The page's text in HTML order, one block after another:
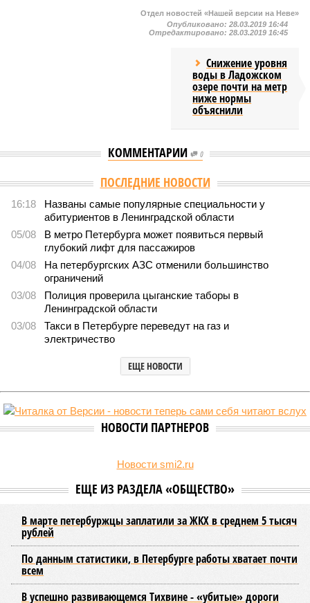
Отдел новостей «Нашей версии на Неве»
Опубликовано: 28.03.2019 16:44
Отредактировано: 28.03.2019 16:45
Снижение уровня
воды в Ладожском
озере почти на метр
ниже нормы
объяснили
КОММЕНТАРИИ 0
Версия //Власть //В Северной столице готовятся к созданию наземного
В Северной столице готовятся к созданию наземного
метро
Не только подземка
В Северной столице готовятся к созданию наземного метро (фото:
Telegram-канал губернатора Петербурга Александра Беглова)
Развитие Санкт-Петербурга включает в себя несколько ключевых
направлений в сфере транспорта, среди которых особое место
занимает создание системы наземного метро.
Этот проект призван дополнить существующие линии
городе. Для успешной реализации новой транспортной
электричек в городскую транспортную сеть. Это
предполагает создание единой системы тарифов и
маршрутов, а также согласование расписаний электричек с
городским общественным транспортом.
Председатель Комитета по транспорту Санкт-Петербурга
Денис Минкин заявило приоритетности формирования